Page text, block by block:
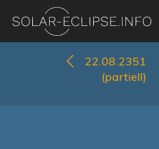
22.08.2351
(partiell)